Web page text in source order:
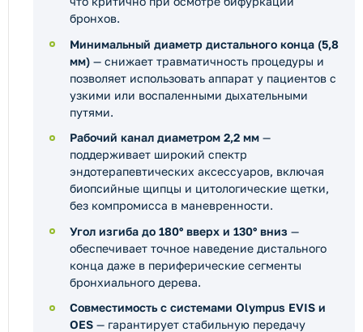
бронхов.
Минимальный диаметр дистального конца (5,8
мм) — снижает травматичность процедуры и
позволяет использовать аппарат у пациентов с
узкими или воспаленными дыхательными
путями.
Рабочий канал диаметром 2,2 мм —
поддерживает широкий спектр
эндотерапевтических аксессуаров, включая
биопсийные щипцы и цитологические щетки,
без компромисса в маневренности.
Угол изгиба до 180° вверх и 130° вниз —
обеспечивает точное наведение дистального
конца даже в периферические сегменты
бронхиального дерева.
Совместимость с системами Olympus EVIS и
OES — гарантирует стабильную передачу